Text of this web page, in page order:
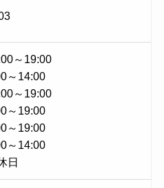
～19:00
～14:00
～19:00
～19:00
～19:00
～14:00
日